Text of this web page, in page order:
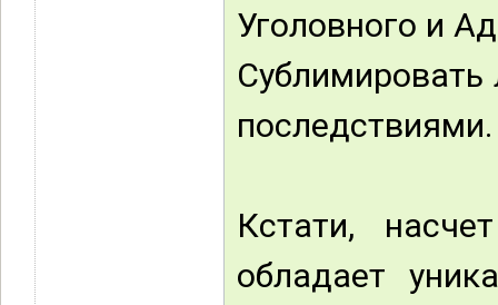
Уголовного и
последствиями.
Кстати,
обладает